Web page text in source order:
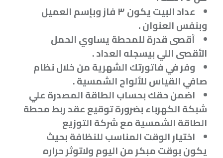
عداد البيت يكون ٣ فاز وبإسم العميل
وبنفس العنوان.
أقصى قدرة للمحطة يساوي الحمل
الأقصى اللي بيسجله العداد.
وفر في فاتورتك الشهرية من خلال نظام
صافي القياس للألواح الشمسية.
اضمن حقك بحساب الطاقة المصدرة علي
شبكة الكهرباء بضرورة توقيع عقد ربط محطة
الطاقة الشمسية مع شركة التوزيع
اختيار الوقت المناسب للنظافة بحيث
يكون بوقت مبكر من اليوم ولاتوثر حراره